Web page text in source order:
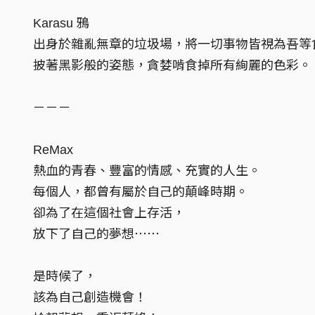
Karasu 鴉
出身於雜亂無章的垃圾場，將一切事物皆視為吾等
披著黑影般的姿態，貪婪啃食掉所有絢麗的色彩。
－－－
ReMax
熱血的青春、豐富的情感、充實的人生。
每個人，都曾有屬於自己的顛峰時期。
卻為了在這個社會上存活，
放下了自己的夢想⋯⋯
是時候了，
該為自己創造機會！